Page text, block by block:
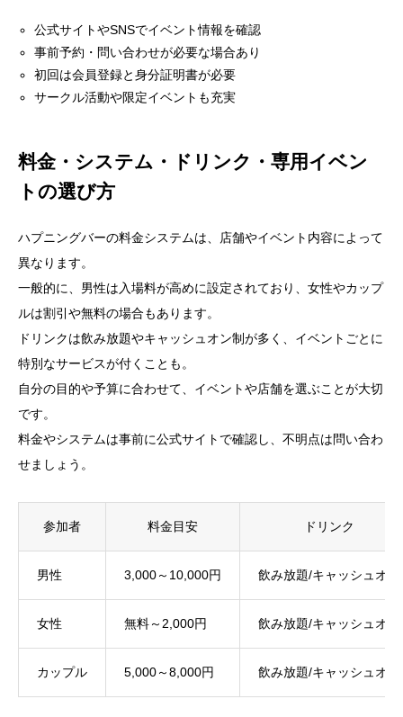
公式サイトやSNSでイベント情報を確認
事前予約・問い合わせが必要な場合あり
初回は会員登録と身分証明書が必要
サークル活動や限定イベントも充実
料金・システム・ドリンク・専用イベン
トの選び方
ハプニングバーの料金システムは、店舗やイベント内容によって
異なります。
一般的に、男性は入場料が高めに設定されており、女性やカップ
ルは割引や無料の場合もあります。
ドリンクは飲み放題やキャッシュオン制が多く、イベントごとに
特別なサービスが付くことも。
自分の目的や予算に合わせて、イベントや店舗を選ぶことが大切
です。
料金やシステムは事前に公式サイトで確認し、不明点は問い合わ
せましょう。
参加者 料金目安 ドリンク
男性 3,000～10,000円 飲み放題/キャッシュオン
女性 無料～2,000円 飲み放題/キャッシュオン
カップル 5,000～8,000円 飲み放題/キャッシュオン